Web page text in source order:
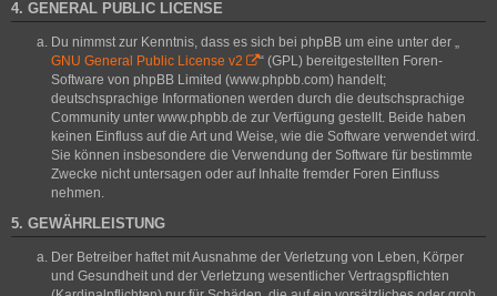
4. GENERAL PUBLIC LICENSE
Du nimmst zur Kenntnis, dass es sich bei phpBB um eine unter der „
GNU General Public License v2
“ (GPL) bereitgestellten Foren-
Software von phpBB Limited (www.phpbb.com) handelt;
deutschsprachige Informationen werden durch die deutschsprachige
Community unter www.phpbb.de zur Verfügung gestellt. Beide haben
keinen Einfluss auf die Art und Weise, wie die Software verwendet wird.
Sie können insbesondere die Verwendung der Software für bestimmte
Zwecke nicht untersagen oder auf Inhalte fremder Foren Einfluss
nehmen.
5. GEWÄHRLEISTUNG
Der Betreiber haftet mit Ausnahme der Verletzung von Leben, Körper
und Gesundheit und der Verletzung wesentlicher Vertragspflichten